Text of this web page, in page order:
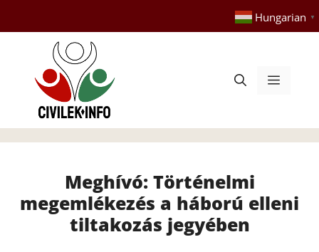
tartalomba
Hungarian ▼
Menü
Meghívó: Történelmi
megemlékezés a háború elleni
tiltakozás jegyében